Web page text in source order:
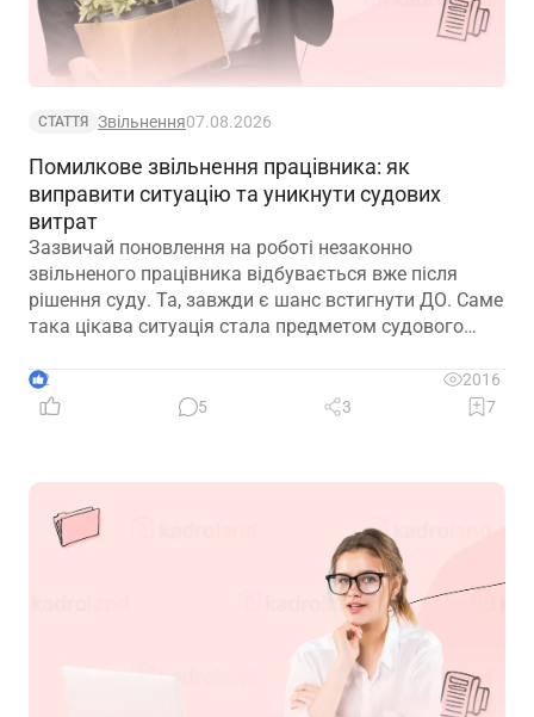
СТАТТЯ Звільнення07.08.2026
Помилкове звільнення працівника: як
виправити ситуацію та уникнути судових
витрат
Зазвичай поновлення на роботі незаконно
звільненого працівника відбувається вже після
рішення суду. Та, завжди є шанс встигнути ДО. Саме
така цікава ситуація стала предметом судового
скасував помилково виданий наказ про звільнення.
Розберемо її докладно
2
2016
5
3 7